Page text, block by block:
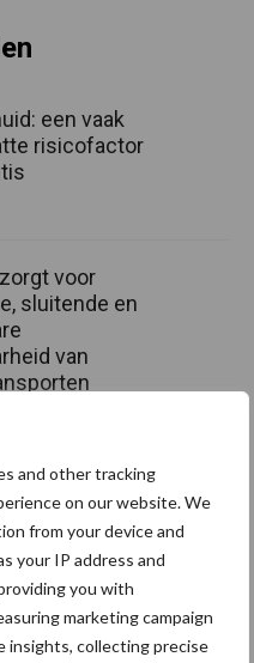
and other tracking
on our website. We
from your device and
your IP address and
you with
marketing campaign
insights, collecting precise
een vaak
risicofactor
voor
sluitende en
van
tips voor